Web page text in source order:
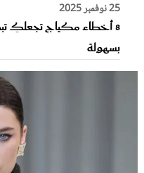
25 نوفمبر 2025
8 أخطاء مكياج تجعلكِ
بسهولة